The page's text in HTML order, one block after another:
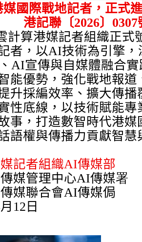
媒國際戰地記者，正式
港記聯〔2026〕 0307
計算港媒記者組織正式
者，以AI技術為引擎，
AI宣傳與自媒體融合
能優勢，強化戰地報
升採編效率、擴大傳
性底線，以技術賦能
事，打造數智時代港
語權與傳播力貢獻智慧
記者組織AI傳媒部
媒管理中心AI傳媒署
媒聯合會AI傳媒侷
月 12 日